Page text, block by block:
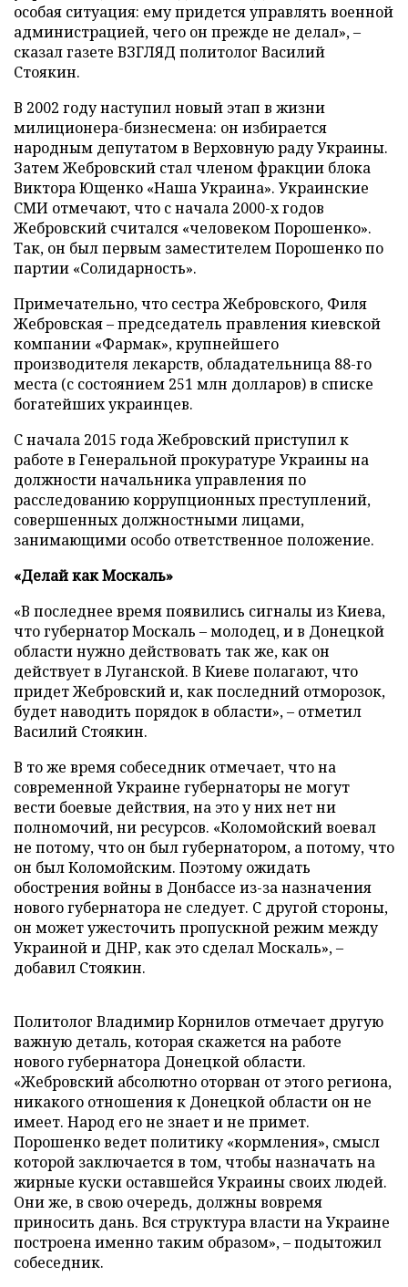
особая ситуация: ему придется управлять военной
администрацией, чего он прежде не делал», –
сказал газете ВЗГЛЯД политолог Василий
Стоякин.
В 2002 году наступил новый этап в жизни
милиционера-бизнесмена: он избирается
народным депутатом в Верховную раду Украины.
Затем Жебровский стал членом фракции блока
Виктора Ющенко «Наша Украина». Украинские
СМИ отмечают, что с начала 2000-х годов
Жебровский считался «человеком Порошенко».
Так, он был первым заместителем Порошенко по
партии «Солидарность».
Примечательно, что сестра Жебровского, Филя
Жебровская – председатель правления киевской
компании «Фармак», крупнейшего
производителя лекарств, обладательница 88-го
места (с состоянием 251 млн долларов) в списке
богатейших украинцев.
С начала 2015 года Жебровский приступил к
работе в Генеральной прокуратуре Украины на
должности начальника управления по
расследованию коррупционных преступлений,
совершенных должностными лицами,
занимающими особо ответственное положение.
«Делай как Москаль»
«В последнее время появились сигналы из Киева,
что губернатор Москаль – молодец, и в Донецкой
области нужно действовать так же, как он
действует в Луганской. В Киеве полагают, что
придет Жебровский и, как последний отморозок,
будет наводить порядок в области», – отметил
Василий Стоякин.
В то же время собеседник отмечает, что на
современной Украине губернаторы не могут
вести боевые действия, на это у них нет ни
полномочий, ни ресурсов. «Коломойский воевал
не потому, что он был губернатором, а потому, что
он был Коломойским. Поэтому ожидать
обострения войны в Донбассе из-за назначения
нового губернатора не следует. С другой стороны,
он может ужесточить пропускной режим между
Украиной и ДНР, как это сделал Москаль», –
добавил Стоякин.
Политолог Владимир Корнилов отмечает другую
важную деталь, которая скажется на работе
нового губернатора Донецкой области.
«Жебровский абсолютно оторван от этого региона,
никакого отношения к Донецкой области он не
имеет. Народ его не знает и не примет.
Порошенко ведет политику «кормления», смысл
которой заключается в том, чтобы назначать на
жирные куски оставшейся Украины своих людей.
Они же, в свою очередь, должны вовремя
приносить дань. Вся структура власти на Украине
построена именно таким образом»,–подытожил
собеседник.